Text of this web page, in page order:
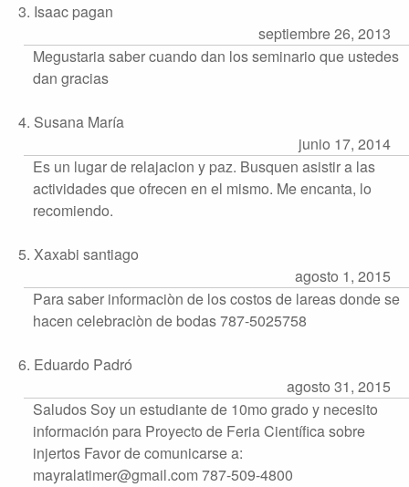
3. Isaac pagan
septiembre 26, 2013
Megustaria saber cuando dan los seminario que ustedes
dan gracias
4. Susana María
junio 17, 2014
Es un lugar de relajacion y paz. Busquen asistir a las
actividades que ofrecen en el mismo. Me encanta, lo
recomiendo.
5. Xaxabi santiago
agosto 1, 2015
Para saber informaciòn de los costos de lareas donde se
hacen celebraciòn de bodas 787-5025758
6. Eduardo Padró
agosto 31, 2015
Saludos Soy un estudiante de 10mo grado y necesito
información para Proyecto de Feria Científica sobre
injertos Favor de comunicarse a:
mayralatimer@gmail.com 787-509-4800